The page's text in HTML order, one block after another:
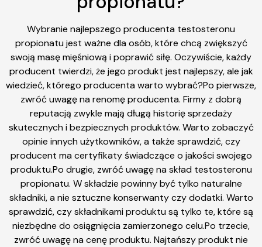
Wybranie najlepszego producenta testosteronu
propionatu jest ważne dla osób, które chcą zwiększyć
swoją masę mięśniową i poprawić siłę. Oczywiście, każdy
producent twierdzi, że jego produkt jest najlepszy, ale jak
wiedzieć, którego producenta warto wybrać?Po pierwsze,
zwróć uwagę na renomę producenta. Firmy z dobrą
reputacją zwykle mają długą historię sprzedaży
skutecznych i bezpiecznych produktów. Warto zobaczyć
opinie innych użytkowników, a także sprawdzić, czy
producent ma certyfikaty świadczące o jakości swojego
produktu.Po drugie, zwróć uwagę na skład testosteronu
propionatu. W składzie powinny być tylko naturalne
składniki, a nie sztuczne konserwanty czy dodatki. Warto
sprawdzić, czy składnikami produktu są tylko te, które są
niezbędne do osiągnięcia zamierzonego celu.Po trzecie,
zwróć uwagę na cenę produktu. Najtańszy produkt nie